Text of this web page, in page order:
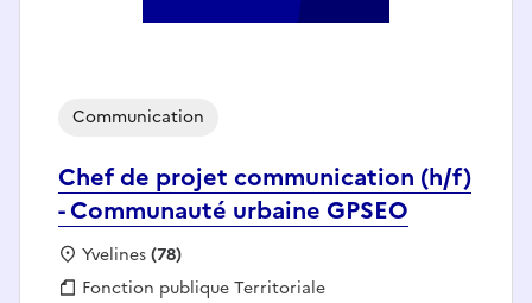
Chef de projet communication (h/f)
- Communauté urbaine GPSEO
Communication
Localisation :
Yvelines(78)
Fonction publique :
Fonction publique Territoriale